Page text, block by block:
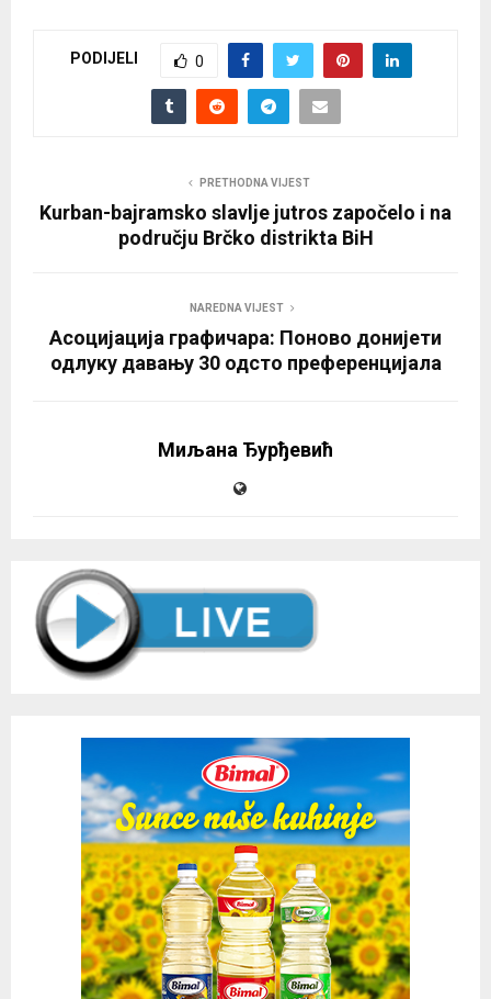
PODIJELI 0
PRETHODNA VIJEST
Kurban-bajramsko slavlje jutros započelo i na
području Brčko distrikta BiH
NAREDNA VIJEST
Асоцијација графичара: Поново донијети
одлуку давању 30 одсто преференцијала
Миљана Ђурђевић